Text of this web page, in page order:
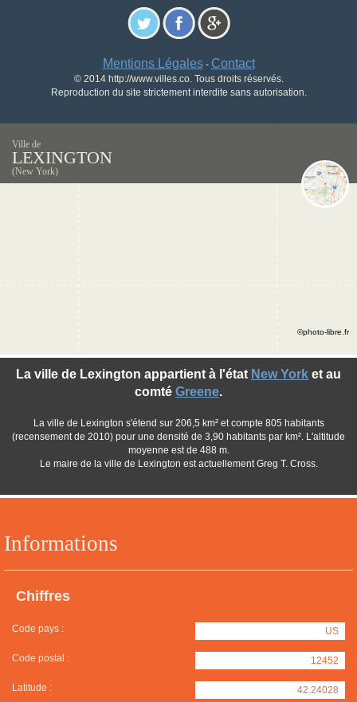
Mentions Légales- Contact
© 2014 http://www.villes.co. Tous droits réservés.
Reproduction du site strictement interdite sans autorisation.
Ville de
LEXINGTON
(New York)
Informations
Chiffres
Code pays : US
Code postal : 12452
Latitude : 42.24028
La ville de Lexington appartient à l'état New York et au
comté Greene.
La ville de Lexington s'étend sur 206,5 km² et compte 805 habitants
(recensement de 2010) pour une densité de 3,90 habitants par km². L'altitude
moyenne est de 488 m.
Le maire de la ville de Lexington est actuellement Greg T. Cross.
©photo-libre.fr